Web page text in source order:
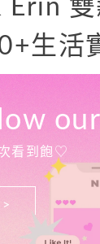
Erin 雙
生活
看到飽♡